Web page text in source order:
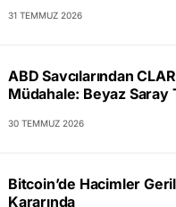
31 TEMMUZ 2026
ABD Savcılarından
Müdahale: Beyaz Saray
30 TEMMUZ 2026
Bitcoin’de Hacimler
Kararında